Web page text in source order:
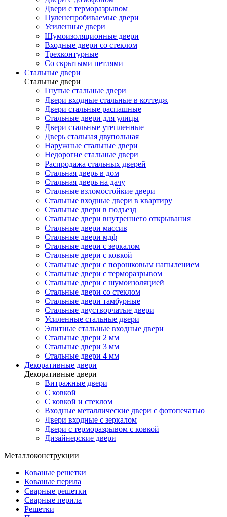
Двери с терморазрывом
Пуленепробиваемые двери
Усиленные двери
Шумоизоляционные двери
Входные двери со стеклом
Трехконтурные
Со скрытыми петлями
Стальные двери
Стальные двери
Гнутые стальные двери
Двери входные стальные в коттедж
Двери стальные распашные
Стальные двери для улицы
Двери стальные утепленные
Дверь стальная двупольная
Наружные стальные двери
Недорогие стальные двери
Распродажа стальных дверей
Стальная дверь в дом
Стальная дверь на дачу
Стальные взломостойкие двери
Стальные входные двери в квартиру
Стальные двери в подъезд
Стальные двери внутреннего открывания
Стальные двери массив
Стальные двери мдф
Стальные двери с зеркалом
Стальные двери с ковкой
Стальные двери с порошковым напылением
Стальные двери с терморазрывом
Стальные двери с шумоизоляцией
Стальные двери со стеклом
Стальные двери тамбурные
Стальные двустворчатые двери
Усиленные стальные двери
Элитные стальные входные двери
Стальные двери 2 мм
Стальные двери 3 мм
Стальные двери 4 мм
Декоративные двери
Декоративные двери
Витражные двери
С ковкой
С ковкой и стеклом
Входные металлические двери с фотопечатью
Двери входные с зеркалом
Двери с терморазрывом с ковкой
Дизайнерские двери
Металлоконструкции
Кованые решетки
Кованые перила
Сварные решетки
Сварные перила
Решетки